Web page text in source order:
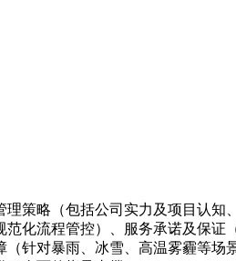
策略（包括公司实力及项目认知
化流程管控）、服务承诺及保证
针对暴雨、冰雪、高温雾霾等场